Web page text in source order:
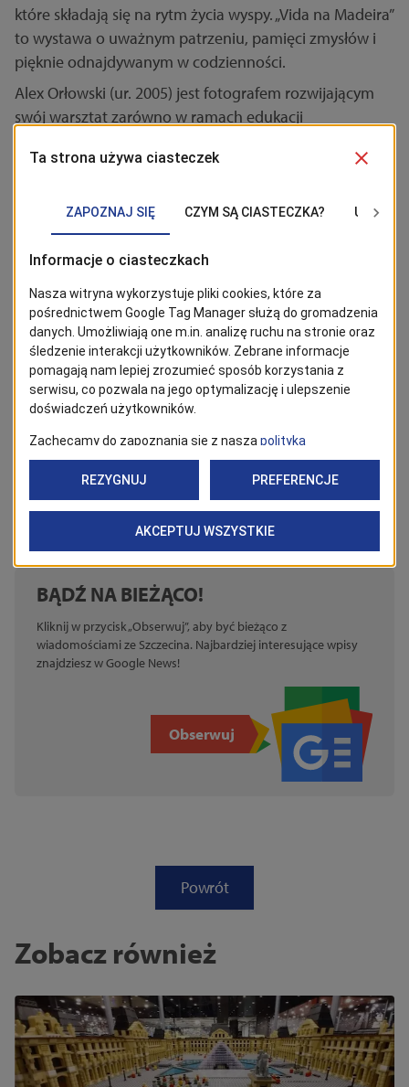
które składają się na rytm życia wyspy. „Vida na Madeira”
to wystawa o uważnym patrzeniu, pamięci zmysłów i
pięknie odnajdywanym w codzienności.
Alex Orłowski (ur. 2005) jest fotografem rozwijającym
swój warsztat zarówno w ramach edukacji
wyróżnienia w Ogólnopolskim Konkursie
indywidualnej oraz uczestnik wystawy zbiorowej. W
swojej twórczości traktuje fotografię jako narzędzie
budowania narracji i wzmacniania emocji, poszukując
wyjątkowości w zwykłych momentach, które na co
dzień łatwo przeoczyć.
Wystawa potrwado 6 sierpnia 2026 r.
W celu obejrzenia wystawy poza godzinami wernisażu
prosimy o kontakt telefoniczny z biurem: 793 890 755
BĄDŹ NA BIEŻĄCO!
Kliknij w przycisk „Obserwuj”, aby być bieżąco z
wiadomościami ze Szczecina. Najbardziej interesujące wpisy
znajdziesz w Google News!
Obserwuj
Powrót
Zobacz również